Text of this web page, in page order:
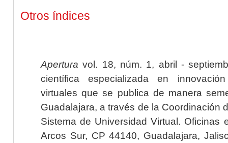
Otros índices
Apertura vol. 18, núm. 1, abril -
científica especializada en
virtuales que se publica de manera
Guadalajara, a través de la Coordinación
Sistema de Universidad Virtual. Oficinas
Arcos Sur, CP 44140, Guadalajara,